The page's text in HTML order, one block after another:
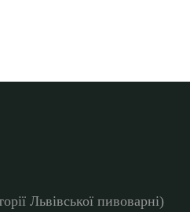
Львівської пивоварні)